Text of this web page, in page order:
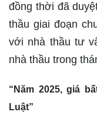
đồng thời đã
thầu giai đoạn
với nhà thầu tư
nhà thầu trong
“Năm 2025, giá
Luật”